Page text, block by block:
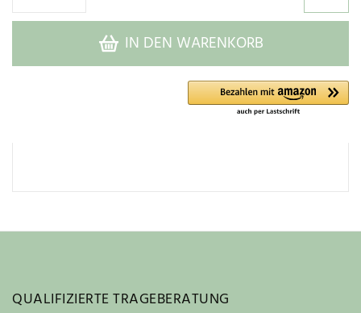
IN DEN WARENKORB
QUALIFIZIERTE TRAGEBERATUNG